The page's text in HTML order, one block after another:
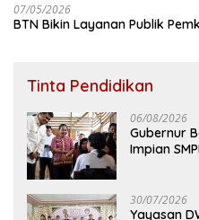
07/05/2026
BTN Bikin Layanan Publik
Tinta Pendidikan
06/08/2026
Gubernur
Impian
30/07/2026
Yayasan